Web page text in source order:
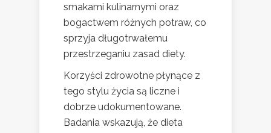
smakami kulinarnymi oraz
bogactwem różnych potraw, co
sprzyja długotrwałemu
przestrzeganiu zasad diety.
Korzyści zdrowotne płynące z
tego stylu życia są liczne i
dobrze udokumentowane.
Badania wskazują, że dieta